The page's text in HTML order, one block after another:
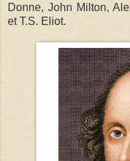
Donne, John Milton,
et T.S. Eliot.